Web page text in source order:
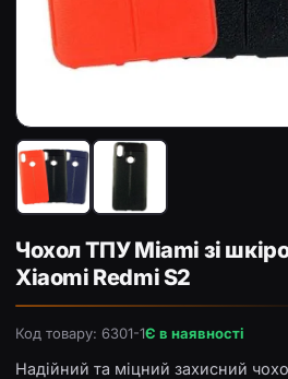
Чохол ТПУ Miami зі
Чохол ТПУ Miami зі
Xiaomi Redmi S2
Код товару: 6301-1Є в наявності
Надійний та міцний захисний